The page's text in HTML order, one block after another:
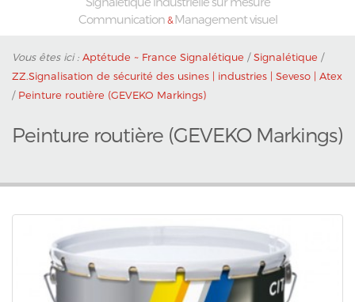
Communication & Management visuel
Vous êtes ici : Aptétude ~ France Signalétique /Signalétique /
ZZ.Signalisation de sécurité des usines | industries | Seveso | Atex
/ Peinture routière (GEVEKO Markings)
Peinture routière (GEVEKO Markings)